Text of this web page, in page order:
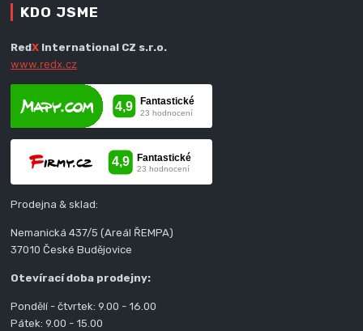
KDO JSME
RedX International CZ s.r.o.
www.redx.cz
Prodejna & sklad:
Nemanická 437/5 (Areál ŘEMPA)
37010 České Budějovice
Otevírací doba prodejny:
Pondělí - čtvrtek: 9.00 - 16.00
Pátek: 9.00 - 15.00